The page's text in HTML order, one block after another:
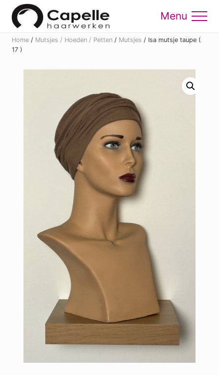
Menu
Skip
content
Skip
Menu
Home / Mutsjes / Hoeden / Petten / Mutsjes / Isa mutsje taupe (
17 )